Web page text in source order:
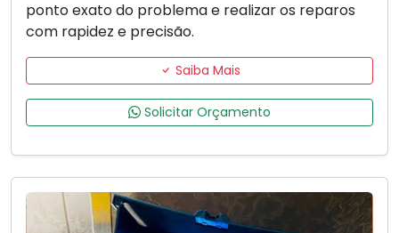
ponto exato do problema e realizar os reparos
com rapidez e precisão.
Saiba Mais
Solicitar Orçamento